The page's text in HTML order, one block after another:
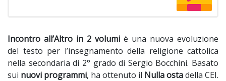
Incontro all’Altro in 2 volumi è una nuova evoluzione
del testo per l’insegnamento della religione cattolica
nella secondaria di 2° grado di Sergio Bocchini. Basato
sui nuovi programmi, ha ottenuto il Nulla ostadella CEI.